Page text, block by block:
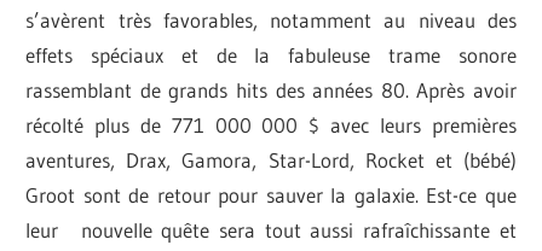
s’avèrent très favorables, notamment au niveau des
effets spéciaux et de la fabuleuse trame sonore
rassemblant de grands hits des années 80. Après avoir
récolté plus de 771 000 000 $ avec leurs premières
aventures, Drax, Gamora, Star-Lord, Rocket et (bébé)
Groot sont de retour pour sauver la galaxie. Est-ce que
leur nouvelle quête sera tout aussi rafraîchissante et